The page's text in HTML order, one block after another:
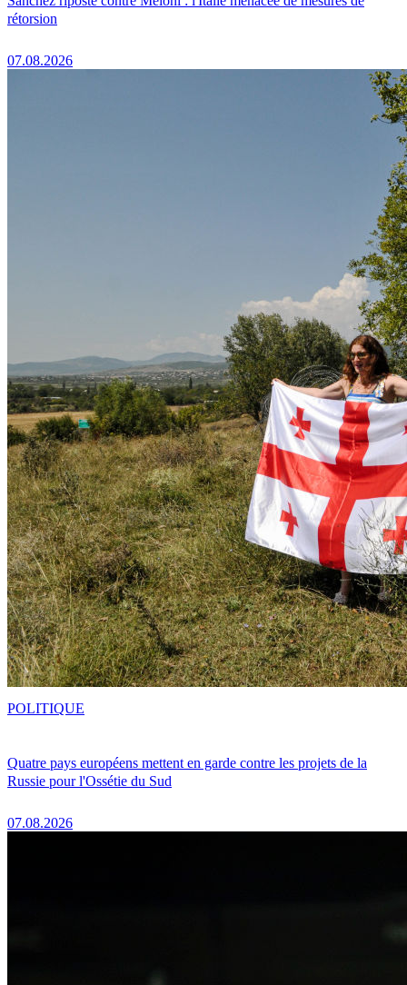
rétorsion
07.08.2026
Quatre pays européens mettent en garde contre les projets de la
Russie pour l'Ossétie du Sud
07.08.2026
POLITIQUE